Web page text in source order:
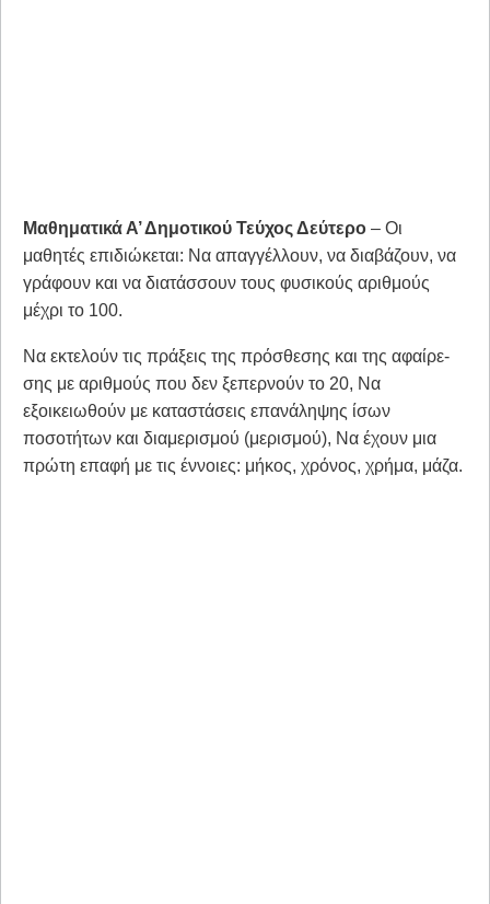
Μαθηματικά Α’ Δημοτικού Τεύχος Δεύτερο – Οι
μαθητές επιδιώκεται: Να απαγγέλλουν, να διαβάζουν, να
γράφουν και να διατάσσουν τους φυσικούς αριθμούς
μέχρι το 100.
Να εκτελούν τις πράξεις της πρόσθεσης και της αφαίρε­
σης με αριθμούς που δεν ξεπερνούν το 20, Να
εξοικειωθούν με καταστάσεις επανάληψης ίσων
ποσοτήτων και διαμερισμού (μερισμού), Να έχουν μια
πρώτη επαφή με τις έννοιες: μήκος, χρόνος, χρήμα, μάζα.